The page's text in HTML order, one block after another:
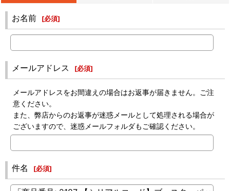
お名前 [必須]
メールアドレス [必須]
メールアドレスをお間違えの場合はお返事が届きません。ご注
意ください。
また、弊店からのお返事が迷惑メールとして処理される場合が
ございますので、迷惑メールフォルダもご確認ください。
件名 [必須]